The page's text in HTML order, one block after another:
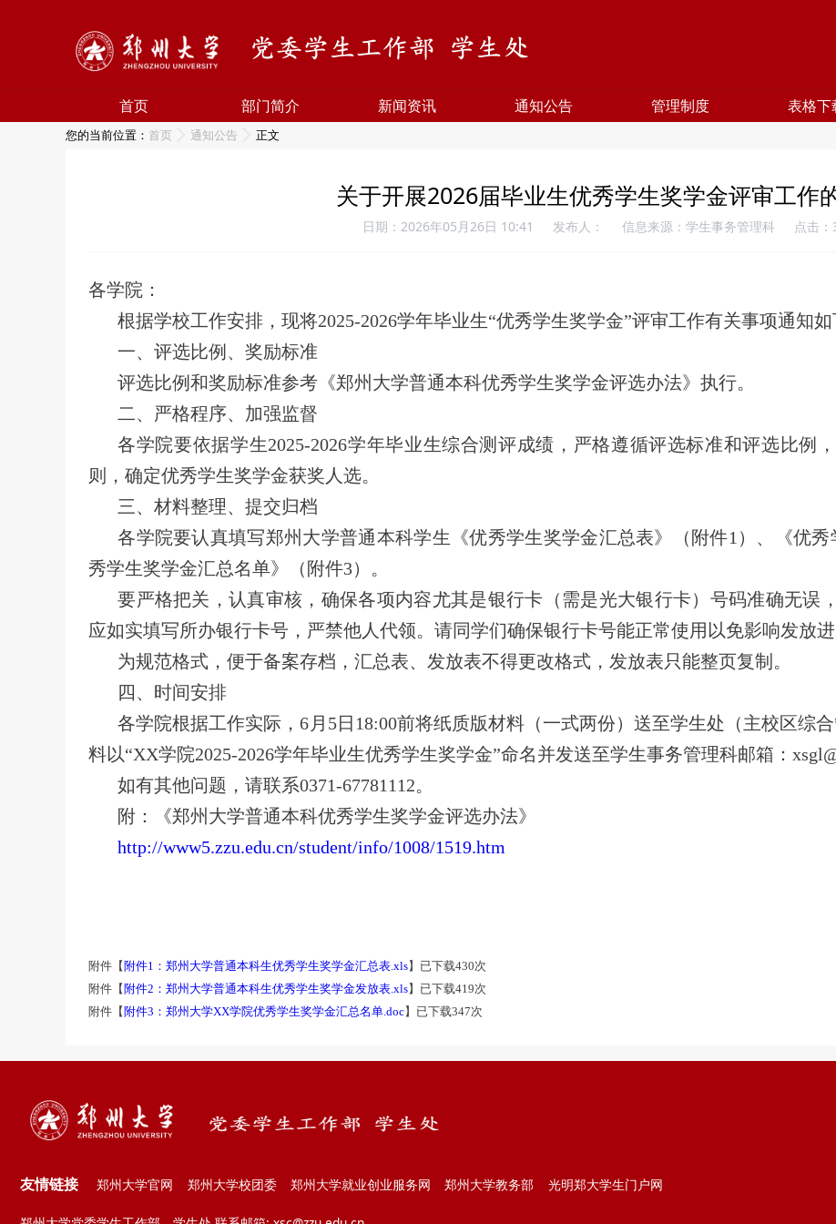
首页 部门简介 新闻资讯 通知公告 管理制度 表格下
您的当前位置： 首页 通知公告 正文
关于开展2026届毕业生优秀学生奖学金评审工作
日期：2026年05月26日 10:41 发布人： 信息来源：学生事务管理科 点击：
各学院：
根据学校工作安排，现将2025-2026学年毕业生“优秀学生奖学金”评审工作有关事项通知如
一、评选比例、奖励标准
评选比例和奖励标准参考《郑州大学普通本科优秀学生奖学金评选办法》执行。
二、严格程序、加强监督
各学院要依据学生2025-2026学年毕业生综合测评成绩，严格遵循评选标准和评选比例
则，确定优秀学生奖学金获奖人选。
三、材料整理、提交归档
各学院要认真填写郑州大学普通本科学生《优秀学生奖学金汇总表》（附件1）、《优
秀学生奖学金汇总名单》（附件3）。
要严格把关，认真审核，确保各项内容尤其是银行卡（需是光大银行卡）号码准确无误
应如实填写所办银行卡号，严禁他人代领。请同学们确保银行卡号能正常使用以免影响发放进
为规范格式，便于备案存档，汇总表、发放表不得更改格式，发放表只能整页复制。
四、时间安排
各学院根据工作实际，6月5日18:00前将纸质版材料（一式两份）送至学生处（主校区综
料以“XX学院2025-2026学年毕业生优秀学生奖学金”命名并发送至学生事务管理科邮箱：
如有其他问题，请联系0371-67781112。
附：《郑州大学普通本科优秀学生奖学金评选办法》
http://www5.zzu.edu.cn/student/info/1008/1519.htm
附件【 附件1：郑州大学普通本科生优秀学生奖学金汇总表.xls】已下载430次
附件【 附件2：郑州大学普通本科生优秀学生奖学金发放表.xls】已下载419次
附件【 附件3：郑州大学XX学院优秀学生奖学金汇总名单.doc】已下载347次
友情链接 郑州大学官网 郑州大学校团委 郑州大学就业创业服务网 郑州大学教务部 光明郑大学生门户网